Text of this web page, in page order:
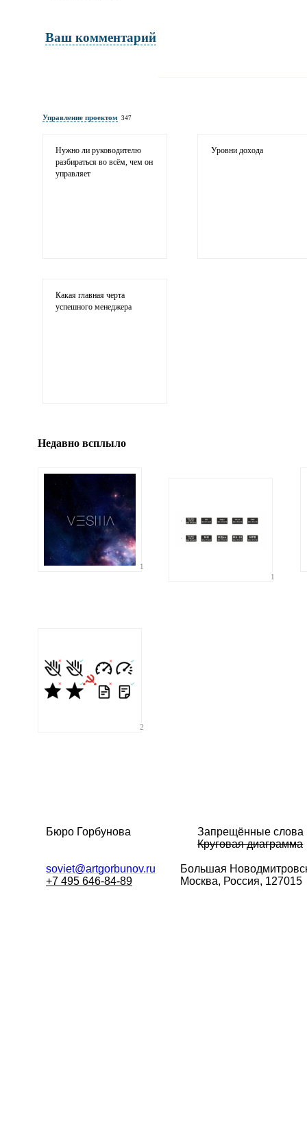
Ваш комментарий
Управление проектом 347
Нужно ли руководителю
разбираться во всём, чем он
управляет
Уровни дохода
Какая главная черта
успешного менеджера
Недавно всплыло
1
1
2
Бюро Горбунова
Запрещённые слова
Круговая диаграмма
soviet@artgorbunov.ru
+7 495 646-84-89
Большая
Москва, Россия, 127015